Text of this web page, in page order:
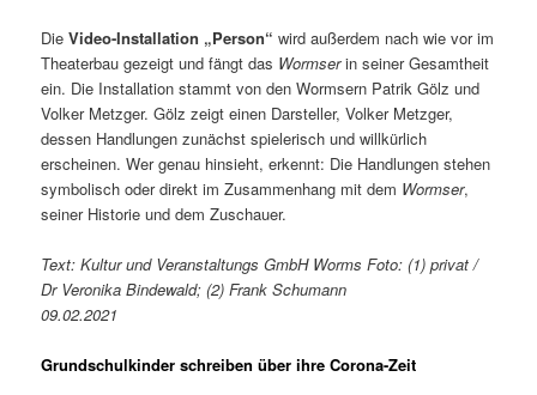
DieVideo-Installation „Person“wird außerdem nach wie vor im
Theaterbau gezeigt und fängt das Wormserin seiner Gesamtheit
ein. Die Installation stammt von den Wormsern Patrik Gölz und
Volker Metzger. Gölz zeigt einen Darsteller, Volker Metzger,
dessen Handlungen zunächst spielerisch und willkürlich
erscheinen. Wer genau hinsieht, erkennt: Die Handlungen stehen
symbolisch oder direkt im Zusammenhang mit dem Wormser,
seiner Historie und dem Zuschauer.
Text: Kultur und Veranstaltungs GmbH Worms Foto: (1) privat /
Dr Veronika Bindewald; (2) Frank Schumann
09.02.2021
Grundschulkinder schreiben über ihre Corona-Zeit